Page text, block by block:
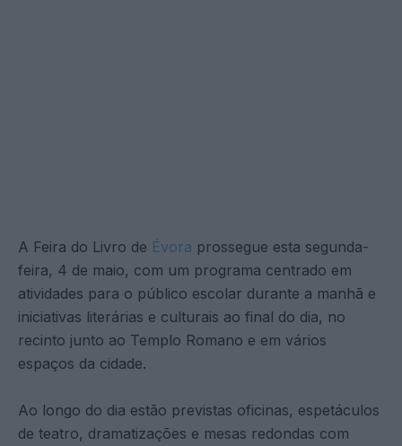
A Feira do Livro de Évora prossegue esta segunda-
feira, 4 de maio, com um programa centrado em
atividades para o público escolar durante a manhã e
iniciativas literárias e culturais ao final do dia, no
recinto junto ao Templo Romano e em vários
espaços da cidade.
Ao longo do dia estão previstas oficinas, espetáculos
de teatro, dramatizações e mesas redondas com